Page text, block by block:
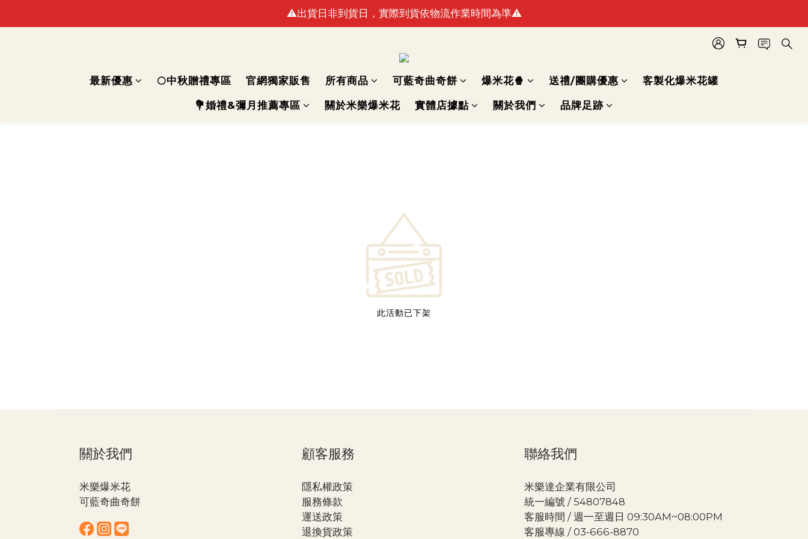
🚛最快出貨日預計8/10(一)(例假日不出貨)
⚠️出貨日非到貨日，實際到貨依物流作業時間為準⚠️
最新優惠 🌕中秋贈禮專區 官網獨家販售 所有商品 可藍奇曲奇餅 爆米花🍿 送禮/團購優惠 客製化爆米花罐
💐婚禮&彌月推薦專區 關於米樂爆米花 實體店據點 關於我們 品牌足跡
此活動已下架
關於我們
米樂爆米花
可藍奇曲奇餅
顧客服務
隱私權政策
服務條款
運送政策
退換貨政策
聯絡我們
米樂達企業有限公司
統一編號 / 54807848
客服時間 / 週一至週日 09:30AM~08:00PM
客服專線 / 03-666-8870